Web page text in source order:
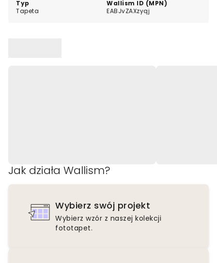
Typ
Tapeta
Wallism ID (MPN)
EABJvZAXzyqj
Jak działa Wallism?
Wybierz swój projekt
Wybierz wzór z naszej kolekcji
fototapet.